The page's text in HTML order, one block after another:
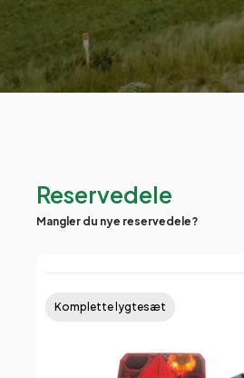
Reservedele
Mangler du nye reservedele?
Komplette lygtesæt